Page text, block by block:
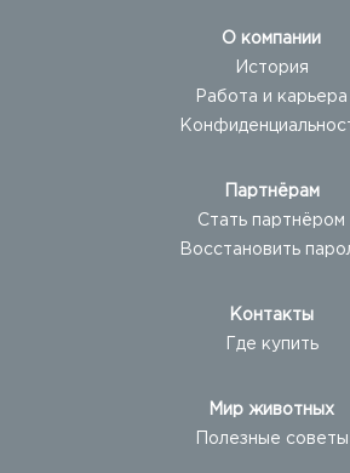
О компании
История
Работа и карьера
Партнёрам
Стать партнёром
Восстановить
Контакты
Где купить
Мир животных
Полезные советы